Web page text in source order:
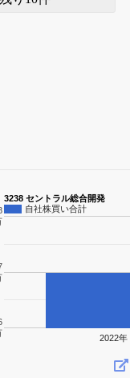
3238 セントラル総合開発
自社株買い合計
2022年